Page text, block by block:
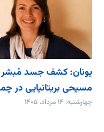
یونان: کشف جسد مُبشر
مسیحی بریتانیایی در
چهارشنبه، ۱۴ مرداد، ۱۴۰۵